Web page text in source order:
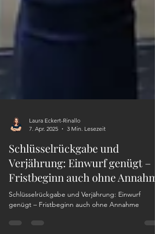
7. Apr. 2025
3 Min. Lesezeit
Schlüsselrückgabe und
Verjährung: Einwurf genügt –
Fristbeginn auch ohne
genügt – Fristbeginn auch ohne Annahme